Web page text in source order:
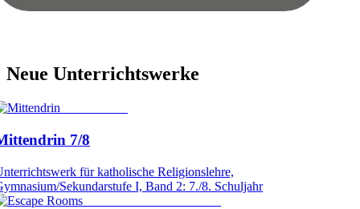
Neue Unterrichtswerke
7/8
für katholische Religionslehre,
Sekundarstufe I, Band 2: 7./8. Schuljahr